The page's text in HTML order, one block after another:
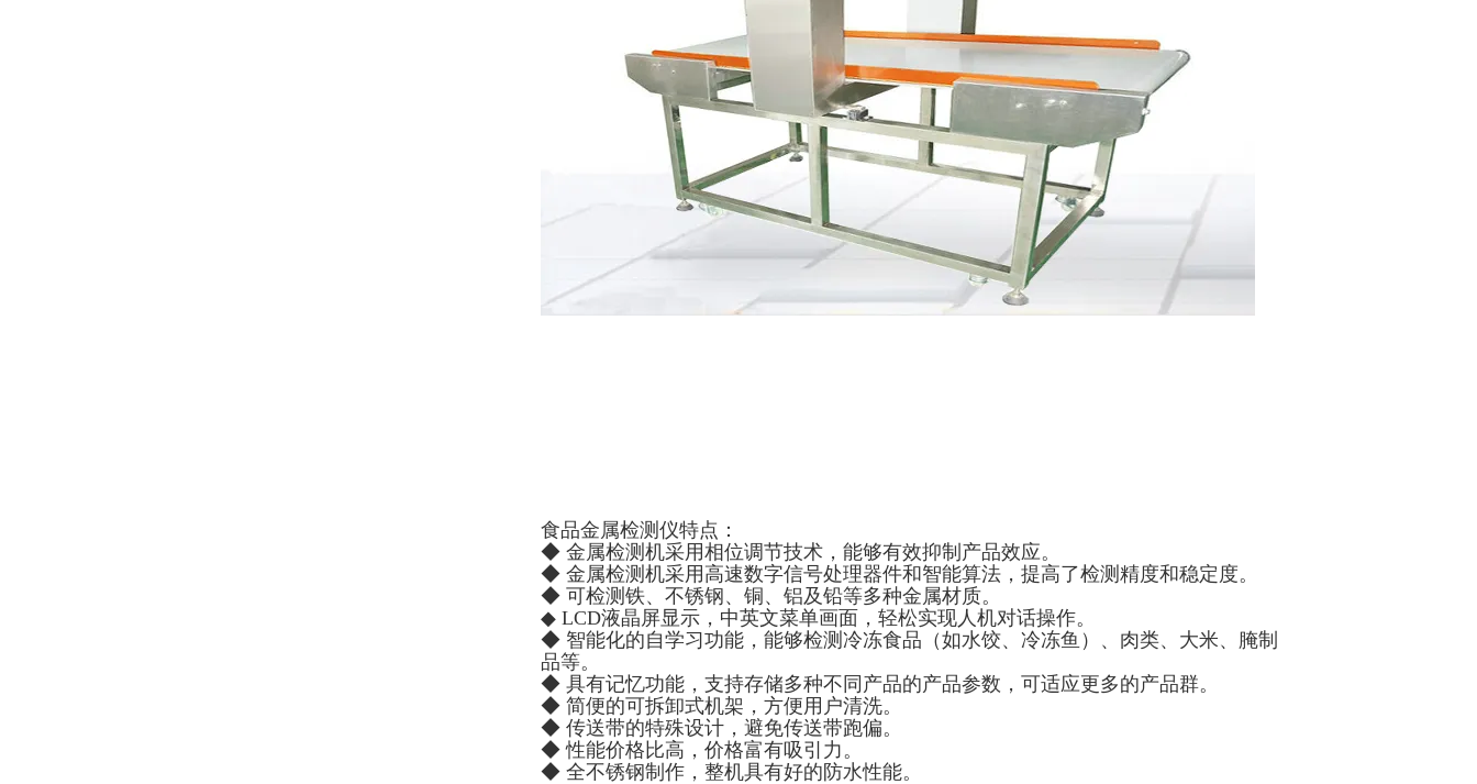
食品金属检测仪特点：
◆ 金属检测机采用相位调节技术，能够有效抑制产品效应。
◆ 金属检测机采用高速数字信号处理器件和智能算法，提高了检测精度和稳定度。
◆ 可检测铁、不锈钢、铜、铝及铅等多种金属材质。
◆ LCD液晶屏显示，中英文菜单画面，轻松实现人机对话操作。
◆ 智能化的自学习功能，能够检测冷冻食品（如水饺、冷冻鱼）、肉类、大米、腌制
品等。
◆ 具有记忆功能，支持存储多种不同产品的产品参数，可适应更多的产品群。
◆ 简便的可拆卸式机架，方便用户清洗。
◆ 传送带的特殊设计，避免传送带跑偏。
◆ 性能价格比高，价格富有吸引力。
◆ 全不锈钢制作，整机具有好的防水性能。